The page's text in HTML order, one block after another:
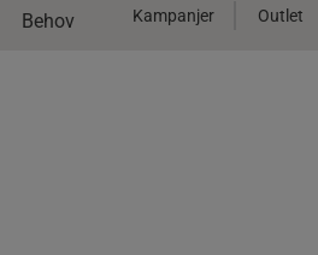
Behov Kampanjer Outlet